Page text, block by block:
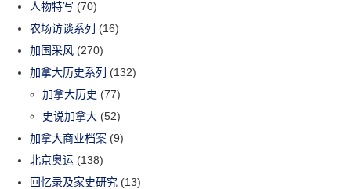
人物特写 (70)
农场访谈系列 (16)
加国采风 (270)
加拿大历史系列 (132)
加拿大历史 (77)
史说加拿大 (52)
加拿大商业档案 (9)
北京奥运 (138)
回忆录及家史研究 (13)